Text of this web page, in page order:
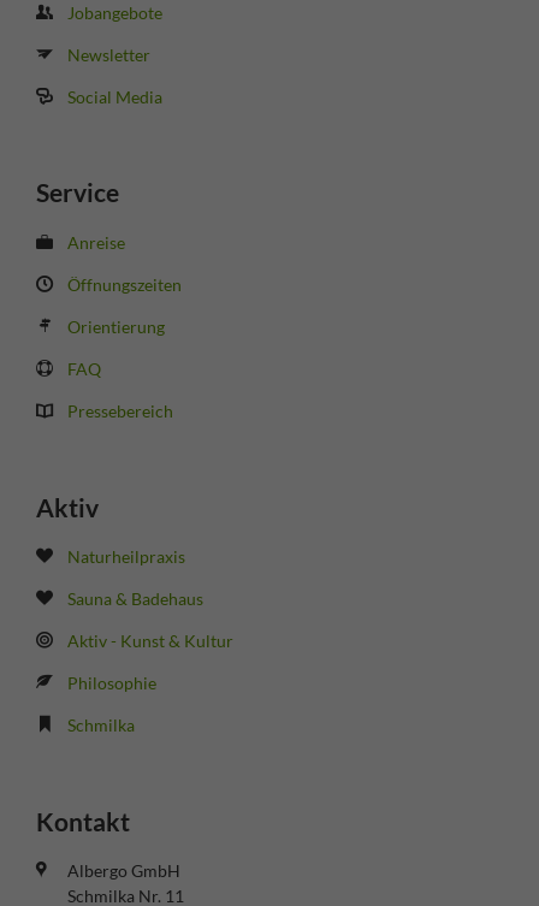
Jobangebote
Newsletter
Social Media
Service
Anreise
Öffnungszeiten
Orientierung
FAQ
Pressebereich
Aktiv
Naturheilpraxis
Sauna & Badehaus
Aktiv - Kunst & Kultur
Philosophie
Schmilka
Kontakt
Albergo GmbH
Schmilka Nr. 11